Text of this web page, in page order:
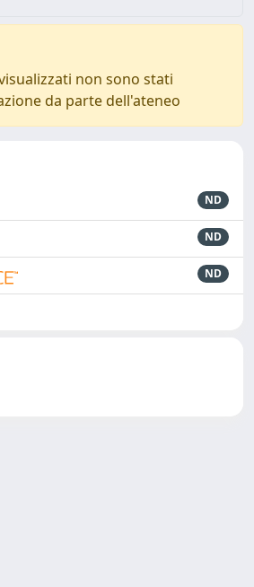
non sono stati
da parte dell'ateneo
ND
ND
ND